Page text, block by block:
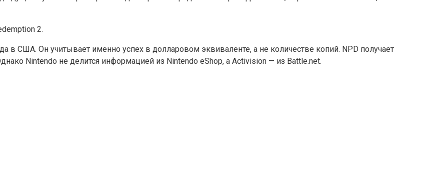
2.
в США. Он учитывает именно успех в долларовом эквиваленте, а не количестве копий. NPD получает
Nintendo не делится информацией из Nintendo eShop, а Activision — из Battle.net.